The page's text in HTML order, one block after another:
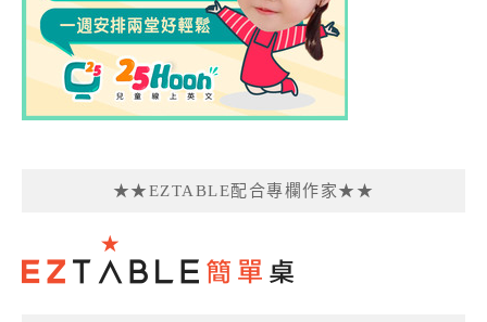
★★EZTABLE配合專欄作家★★